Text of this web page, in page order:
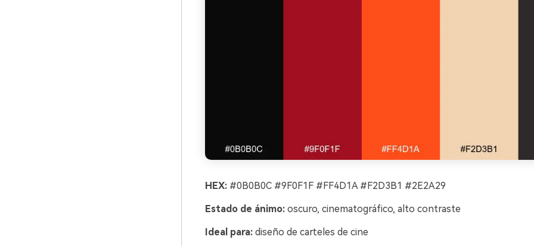
HEX:#0B0B0C #9F0F1F #FF4D1A #F2D3B1 #2E2A29
Estado de ánimo:oscuro, cinematográfico, alto contraste
Ideal para:diseño de carteles de cine